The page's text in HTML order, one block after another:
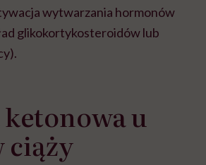
wytwarzania hormonów
glikokortykosteroidów lub
u
ciąży